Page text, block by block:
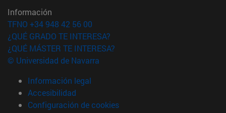
Información
TFNO +34 948 42 56 00
¿QUÉ GRADO TE INTERESA?
¿QUÉ MÁSTER TE INTERESA?
© Universidad de Navarra
Información legal
Accesibilidad
Configuración de cookies